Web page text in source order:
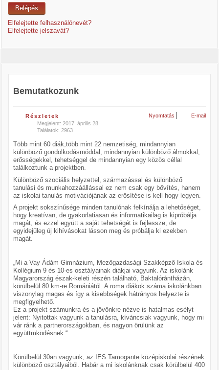
Belépés
Elfelejtette felhasználónevét?
Elfelejtette jelszavát?
Bemutatkozunk
Nyomtatás E-mail
Részletek
Megjelent: 2017. április 28.
Találatok: 2963
Több mint 60 diák,több mint 22 nemzetiség, mindannyian
különböző gondolkodásmóddal, mindannyian különböző álmokkal,
erősségekkel, tehetséggel de mindannyian egy közös céllal
találkoztunk a projektben.
Különböző szociális helyzettel, származással és különböző
tanulási és munkahozzáállással ez nem csak egy bővítés, hanem
az iskolai tanulás motivációjának az erősítése is kell hogy legyen.
A projekt sokszínűsége minden tanulónak felkínálja a lehetőséget,
hogy kreatívan, de gyakorlatiasan és informatikailag is kipróbálja
magát, és ezzel együtt a saját tehetségét is fejlessze, de
egyidejűleg új kihívásokat lásson meg és próbálja ki ezekben
magát.
„Mi a Vay Ádám Gimnázium, Mezőgazdasági Szakképző Iskola és
Kollégium 9 és 10-es osztályainak diákjai vagyunk. Az iskolánk
Magyarország észak-keleti részén található, Baktalórántházán,
körülbelül 80 km-re Romániától. A roma diákok száma iskolánkban
viszonylag magas és így a kisebbségek hátrányos helyezte is
megfigyelhető.
Ez a projekt számunkra és a jövőnkre nézve is hatalmas esélyt
jelent: Nyitottak vagyunk a tanulásra, kíváncsiak vagyunk, hogy mi
vár ránk a partnerországokban, és nagyon örülünk az
együttmködésnek.“
Körülbelül 30an vagyunk, az IES Tamogante középiskolai részének
különböző osztályaiból. Habár a mi iskolánknak csak körülbelül 400